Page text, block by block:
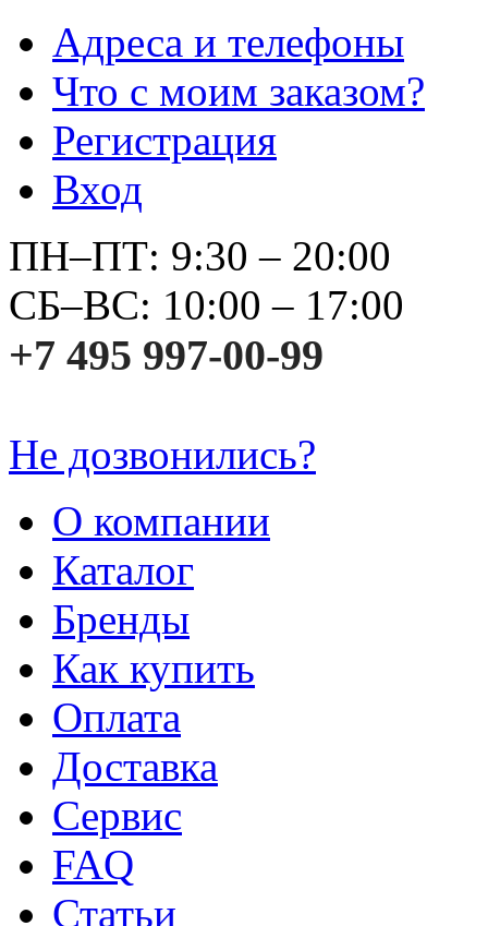
Адреса и телефоны
Что с моим заказом?
Регистрация
Вход
ПН–ПТ: 9:30 – 20:00
СБ–ВС: 10:00 – 17:00
+7 495 997-00-99
Не дозвонились?
О компании
Каталог
Бренды
Как купить
Оплата
Доставка
Сервис
FAQ
Статьи